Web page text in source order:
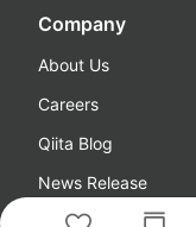
Company
About Us
Careers
Qiita Blog
News Release